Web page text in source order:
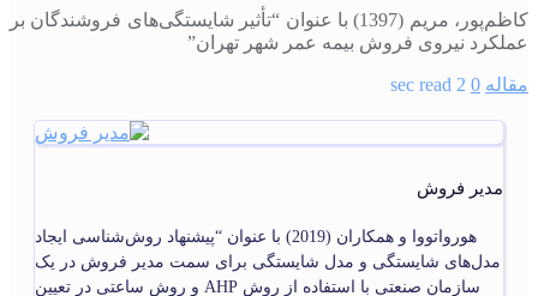
کاظم‌پور، مریم (1397) با عنوان “تأثیر شایستگی‌های فروشندگان بر
عملکرد نیروی فروش بیمه عمر شهر تهران”
مقاله 0
2 sec read
مدیر فروش
هورواتووا و همکاران (2019) با عنوان “پیشنهاد روش‌شناسی ایجاد
مدل‌های شایستگی و مدل شایستگی برای سمت مدیر فروش در یک
سازمان صنعتی با استفاده از روش AHP و روش ساعتی در تعیین